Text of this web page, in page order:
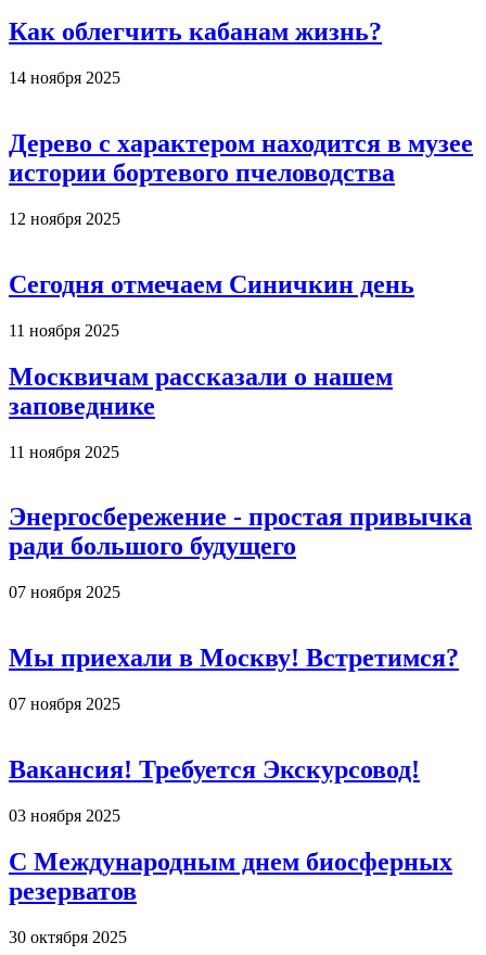
Как облегчить кабанам жизнь?
14 ноября 2025
Дерево с характером находится в музее
истории бортевого пчеловодства
12 ноября 2025
Сегодня отмечаем Синичкин день
11 ноября 2025
Москвичам рассказали о нашем
заповеднике
11 ноября 2025
Энергосбережение - простая привычка
ради большого будущего
07 ноября 2025
Мы приехали в Москву! Встретимся?
07 ноября 2025
Вакансия! Требуется Экскурсовод!
03 ноября 2025
С Международным днем биосферных
резерватов
30 октября 2025